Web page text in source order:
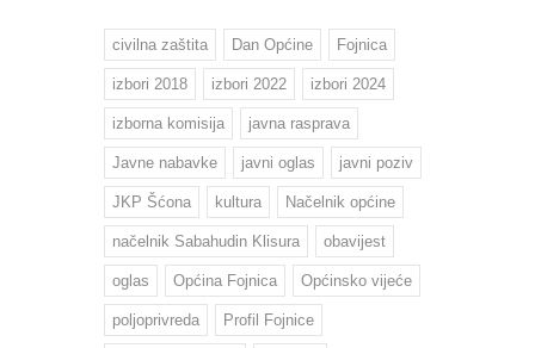
civilna zaštita Dan Općine Fojnica
izbori 2018 izbori 2022 izbori 2024
izborna komisija javna rasprava
Javne nabavke javni oglas javni poziv
JKP Šćona kultura Načelnik općine
načelnik Sabahudin Klisura obavijest
oglas Općina Fojnica Općinsko vijeće
poljoprivreda Profil Fojnice